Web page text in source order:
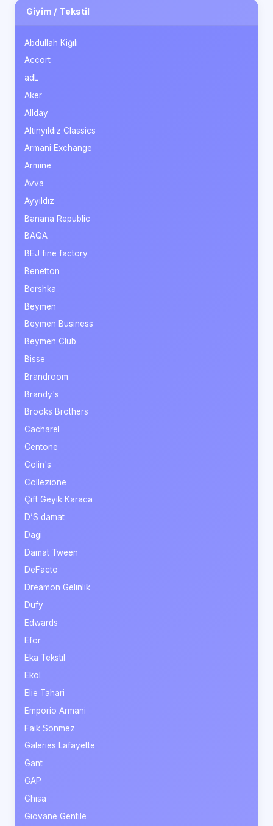
Giyim / Tekstil
Abdullah Kiğılı
Accort
adL
Aker
Allday
Altınyıldız Classics
Armani Exchange
Armine
Avva
Ayyıldız
Banana Republic
BAQA
BEJ fine factory
Benetton
Bershka
Beymen
Beymen Business
Beymen Club
Bisse
Brandroom
Brandy's
Brooks Brothers
Cacharel
Centone
Colin's
Collezione
Çift Geyik Karaca
D’S damat
Dagi
Damat Tween
DeFacto
Dreamon Gelinlik
Dufy
Edwards
Efor
Eka Tekstil
Ekol
Elie Tahari
Emporio Armani
Faik Sönmez
Galeries Lafayette
Gant
GAP
Ghisa
Giovane Gentile